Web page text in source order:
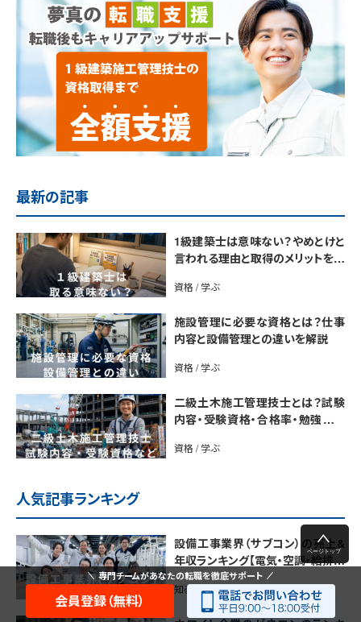
最新の記事
1級建築士は意味ない？やめとけと
言われる理由と取得のメリットを解
資格 / 学ぶ
施設管理に必要な資格とは？仕事
内容と設備管理との違いを解説
資格 / 学ぶ
二級土木施工管理技士とは？試験
内容・受験資格・合格率・勉強法を
資格 / 学ぶ
人気記事ランキング
設備工事業界（サブコン）の売上&
年収ランキング【電気・空調・給排水
衛生設備ジャンル別】今後の動向・
市場規模も解説
知る
専門チームがあなたの転職を徹底サポート
会員登録（無料）